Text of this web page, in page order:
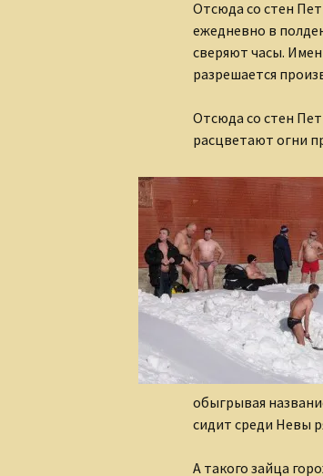
Отсюда со стен
ежедневно в
сверяют часы.
разрешается
Отсюда со стен
расцветают огни
обыгрывая
сидит среди Невы
А такого зайца